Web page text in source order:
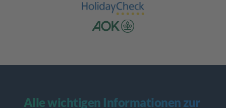
Alle wichtigen Informationen zur